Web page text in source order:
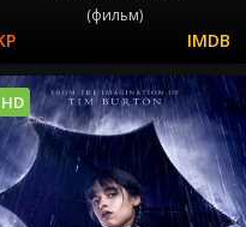
(фильм)
HD